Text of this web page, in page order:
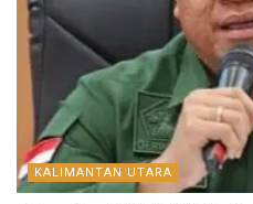
KALIMANTAN UTARA